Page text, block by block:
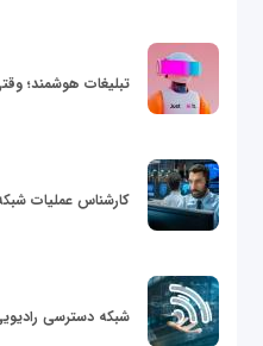
تبلیغات هوشمند؛
کارشناس عملیات
شبکه دسترسی